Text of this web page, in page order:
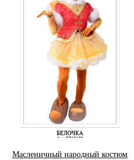
Масленичный народный костюм